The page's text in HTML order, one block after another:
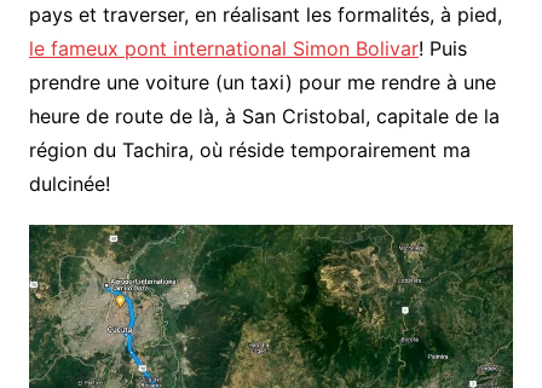
pays et traverser, en réalisant les formalités, à pied,
le fameux pont international Simon Bolivar! Puis
prendre une voiture (un taxi) pour me rendre à une
heure de route de là, à San Cristobal, capitale de la
région du Tachira, où réside temporairement ma
dulcinée!